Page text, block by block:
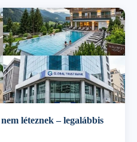
léteznek – legalábbis